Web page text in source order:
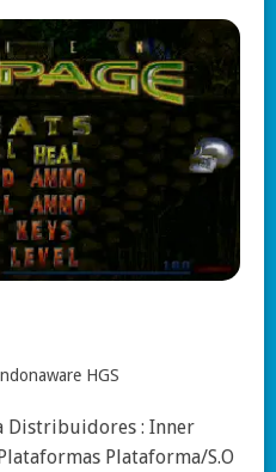
HGS
Distribuidores : Inner
Plataforma/S.O